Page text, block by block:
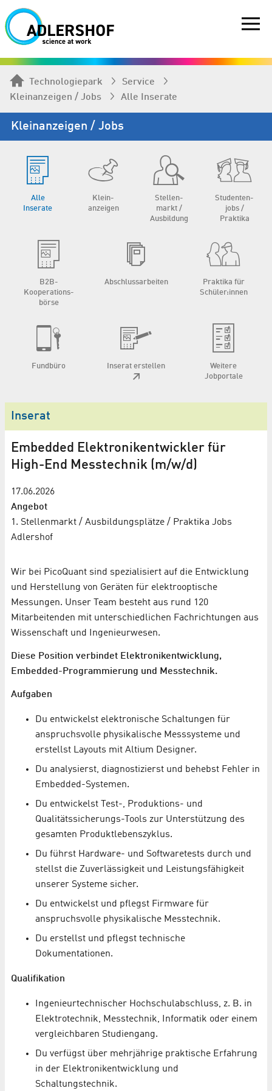
Technologiepark
Service
Kleinanzeigen / Jobs
Alle Inserate
Kleinanzeigen / Jobs
Alle
Inserate
Klein­
anzeigen
Stellen­
markt /
Aus­bildung
Studenten­
jobs /
Praktika
B2B-
Kooperations­
börse
Abschluss­arbeiten
Praktika für
Schüler:innen
Fundbüro Inserat erstellen
Weitere
Jobportale
Inserat
Embedded Elektronikentwickler für
High-End Messtechnik (m/w/d)
17.06.2026
Angebot
1. Stellenmarkt / Ausbildungsplätze / Praktika Jobs
Adlershof
Wir bei PicoQuant sind spezialisiert auf die Entwicklung
und Herstellung von Geräten für elektrooptische
Messungen. Unser Team besteht aus rund 120
Mitarbeitenden mit unterschiedlichen Fachrichtungen aus
Wissenschaft und Ingenieurwesen.
Diese Position verbindet Elektronikentwicklung,
Embedded-Programmierung und Messtechnik.
Aufgaben
Du entwickelst elektronische Schaltungen für
anspruchsvolle physikalische Messsysteme und
erstellst Layouts mit Altium Designer.
Du analysierst, diagnostizierst und behebst Fehler in
Embedded-Systemen.
Du entwickelst Test-, Produktions- und
Qualitätssicherungs-Tools zur Unterstützung des
gesamten Produktlebenszyklus.
Du führst Hardware- und Softwaretests durch und
stellst die Zuverlässigkeit und Leistungsfähigkeit
unserer Systeme sicher.
Du entwickelst und pflegst Firmware für
anspruchsvolle physikalische Messtechnik.
Du erstellst und pflegst technische
Dokumentationen.
Qualifikation
Ingenieurtechnischer Hochschulabschluss, z. B. in
Elektrotechnik, Messtechnik, Informatik oder einem
vergleichbaren Studiengang.
Du verfügst über mehrjährige praktische Erfahrung
in der Elektronikentwicklung und
Schaltungstechnik.